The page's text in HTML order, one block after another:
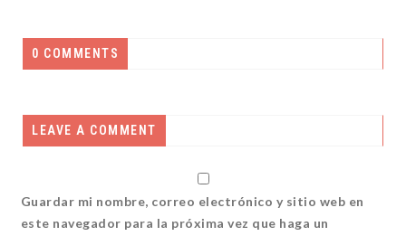
0 COMMENTS
LEAVE A COMMENT
Guardar mi nombre, correo electrónico y sitio web en
este navegador para la próxima vez que haga un